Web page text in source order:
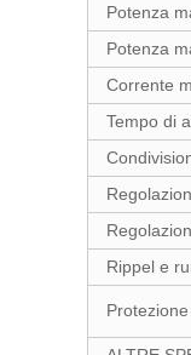
Potenza
Potenza
Corrente
Tempo di
Rippel e
Protezione